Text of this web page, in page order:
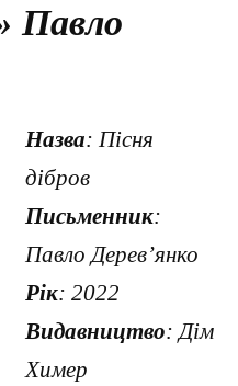
Павло
Назва: Пісня
дібров
Письменник:
Павло Дерев’янко
Рік: 2022
Видавництво: Дім
Химер